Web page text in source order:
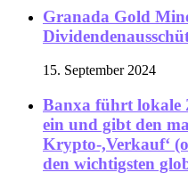
Granada Gold
15. September 2024
Banxa führt lokale
ein und gibt den
Krypto-,Verkauf‘
den wichtigsten